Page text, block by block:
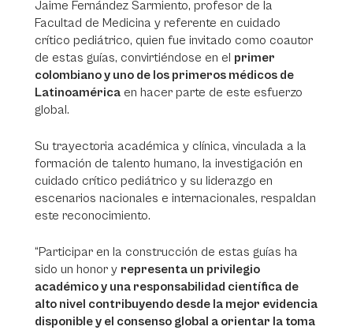
Jaime Fernández Sarmiento, profesor de la
Facultad de Medicina y referente en cuidado
crítico pediátrico, quien fue invitado como coautor
de estas guías, convirtiéndose en el primer
colombiano y uno de los primeros médicos de
Latinoamérica en hacer parte de este esfuerzo
global.
Su trayectoria académica y clínica, vinculada a la
formación de talento humano, la investigación en
cuidado crítico pediátrico y su liderazgo en
escenarios nacionales e internacionales, respaldan
este reconocimiento.
“Participar en la construcción de estas guías ha
sido un honor y representa un privilegio
académico y una responsabilidad científica de
alto nivel contribuyendo desde la mejor evidencia
disponible y el consenso global a orientar la toma